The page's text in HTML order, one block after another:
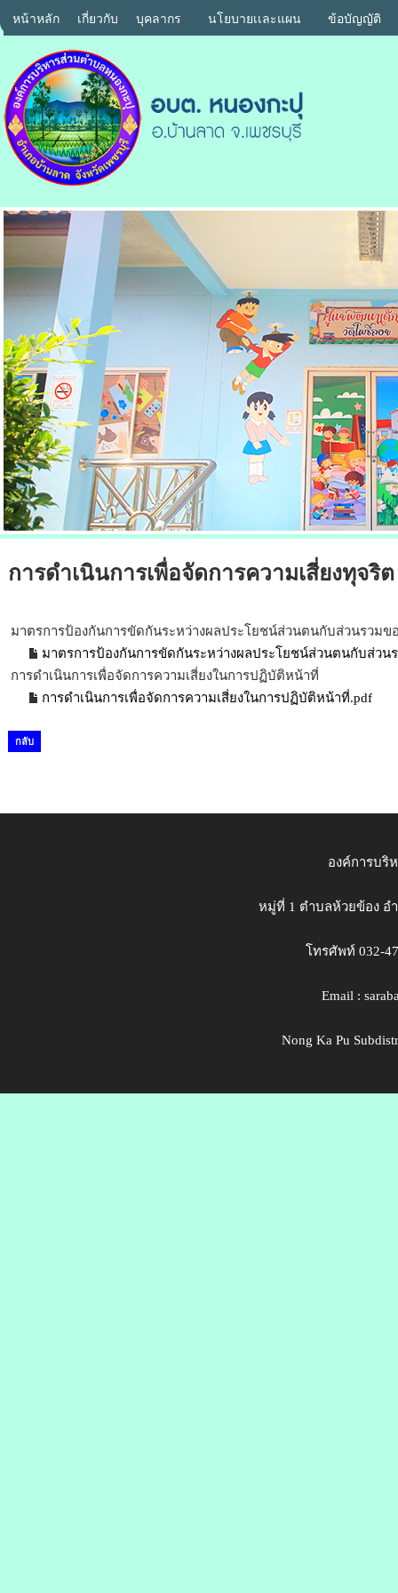
หน้าหลัก เกี่ยวกับ บุคลากร นโยบายเเละแผน ข้อบัญญัติ
การดำเนินการเพื่อจัดการความเสี่ยงทุจริต
มาตรการป้องกันการขัดกันระหว่างผลประโยชน์ส่วนตนกับส่วนรวมข
มาตรการป้องกันการขัดกันระหว่างผลประโยชน์ส่วนตนกับส่วน
การดำเนินการเพื่อจัดการความเสี่ยงในการปฏิบัติหน้าที่
การดำเนินการเพื่อจัดการความเสี่ยงในการปฏิบัติหน้าที่.pdf
กลับ
องค์การบริ
หมู่ที่ 1 ตำบลห้วยข้อง อ
โทรศัพท์ 032-
Email :
Nong Ka Pu